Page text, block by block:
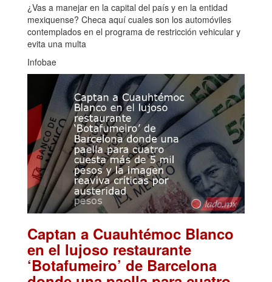
¿Vas a manejar en la capital del país y en la entidad
mexiquense? Checa aquí cuales son los automóviles
contemplados en el programa de restricción vehicular y
evita una multa
Infobae
Captan a Cuauhtémoc Blanco
en el lujoso restaurante
‘Botafumeiro’ de Barcelona